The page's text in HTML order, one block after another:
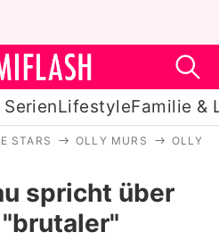
LifestyleFamilie &
Stars
& Serien
STARS OLLY MURS OLLY
spricht über